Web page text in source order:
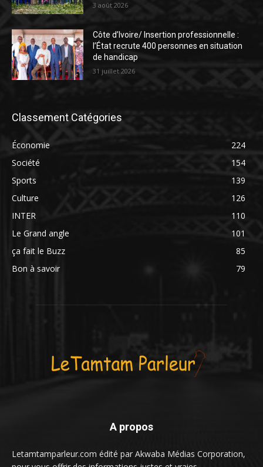
3 août 2026
Côte d’Ivoire/ Insertion professionnelle :
l’État recrute 400 personnes en situation
de handicap
31 juillet 2026
Classement Catégories
Économie
224
Société
154
Sports
139
Culture
126
INTER
110
Le Grand angle
101
ça fait le Buzz
85
Bon à savoir
79
A propos
Letamtamparleur.com édité par Akwaba Médias Corporation,